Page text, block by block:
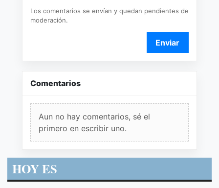
Los comentarios se envían y quedan pendientes de
moderación.
Enviar
Comentarios
Aun no hay comentarios, sé el
primero en escribir uno.
HOY ES